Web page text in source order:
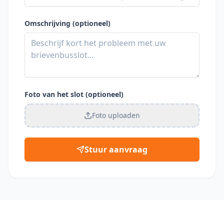
Omschrijving (optioneel)
Foto van het slot (optioneel)
Foto uploaden
Stuur aanvraag